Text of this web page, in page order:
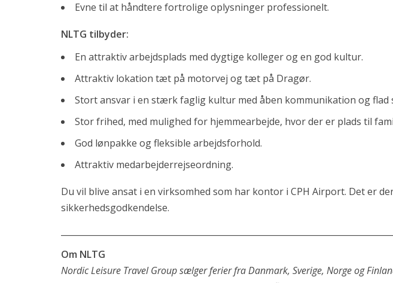
Evne til at håndtere fortrolige oplysninger professionelt.
NLTG tilbyder:
En attraktiv arbejdsplads med dygtige kolleger og en god kultur.
Attraktiv lokation tæt på motorvej og tæt på Dragør.
Stort ansvar i en stærk faglig kultur med åben kommunikation og flad
Stor frihed, med mulighed for hjemmearbejde, hvor der er plads til
God lønpakke og fleksible arbejdsforhold.
Attraktiv medarbejderrejseordning.
Du vil blive ansat i en virksomhed som har kontor i CPH Airport. Det er
sikkerhedsgodkendelse.
Om NLTG
Nordic Leisure Travel Group sælger ferier fra Danmark, Sverige, Norge og
+45 71 99 02 10
1610 København K
P. O. Pedersens Vej 2
8200 Aarhus N
P. O. Pedersens Vej 2
8200 Aarhus N
5250 Odense SV
Gammel Kongevej 35
1610 København K